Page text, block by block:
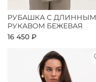
РУБАШКА С ДЛИННЫМ
РУКАВОМ БЕЖЕВАЯ
16 450 ₽